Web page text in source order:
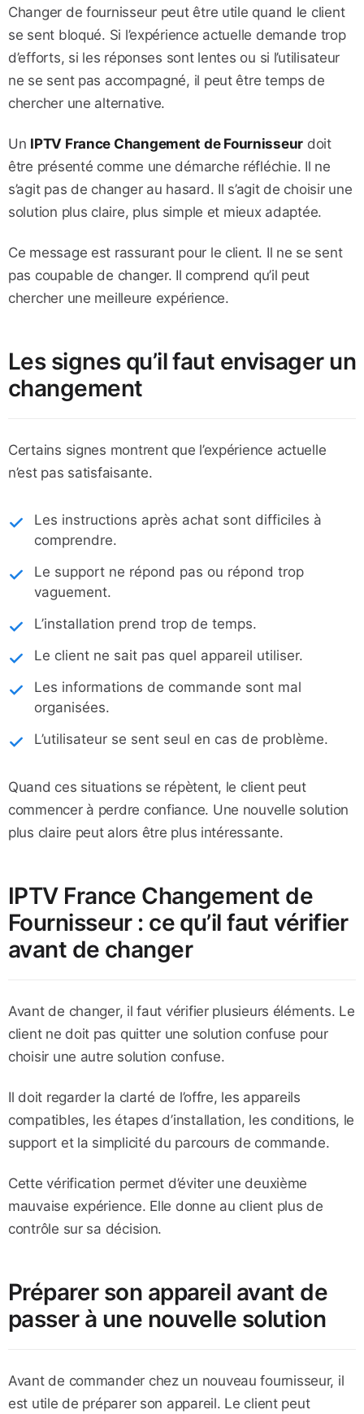
Changer de fournisseur peut être utile quand le client
se sent bloqué. Si l’expérience actuelle demande trop
d’efforts, si les réponses sont lentes ou si l’utilisateur
ne se sent pas accompagné, il peut être temps de
chercher une alternative.
Un IPTV France Changement de Fournisseur doit
être présenté comme une démarche réfléchie. Il ne
s’agit pas de changer au hasard. Il s’agit de choisir une
solution plus claire, plus simple et mieux adaptée.
Ce message est rassurant pour le client. Il ne se sent
pas coupable de changer. Il comprend qu’il peut
chercher une meilleure expérience.
Les signes qu’il faut envisager un
changement
Certains signes montrent que l’expérience actuelle
n’est pas satisfaisante.
Les instructions après achat sont difficiles à
comprendre.
Le support ne répond pas ou répond trop
vaguement.
L’installation prend trop de temps.
Le client ne sait pas quel appareil utiliser.
Les informations de commande sont mal
organisées.
L’utilisateur se sent seul en cas de problème.
Quand ces situations se répètent, le client peut
commencer à perdre confiance. Une nouvelle solution
plus claire peut alors être plus intéressante.
IPTV France Changement de
Fournisseur : ce qu’il faut vérifier
avant de changer
Avant de changer, il faut vérifier plusieurs éléments. Le
client ne doit pas quitter une solution confuse pour
choisir une autre solution confuse.
Il doit regarder la clarté de l’offre, les appareils
compatibles, les étapes d’installation, les conditions, le
support et la simplicité du parcours de commande.
Cette vérification permet d’éviter une deuxième
mauvaise expérience. Elle donne au client plus de
contrôle sur sa décision.
Préparer son appareil avant de
passer à une nouvelle solution
Avant de commander chez un nouveau fournisseur, il
est utile de préparer son appareil. Le client peut